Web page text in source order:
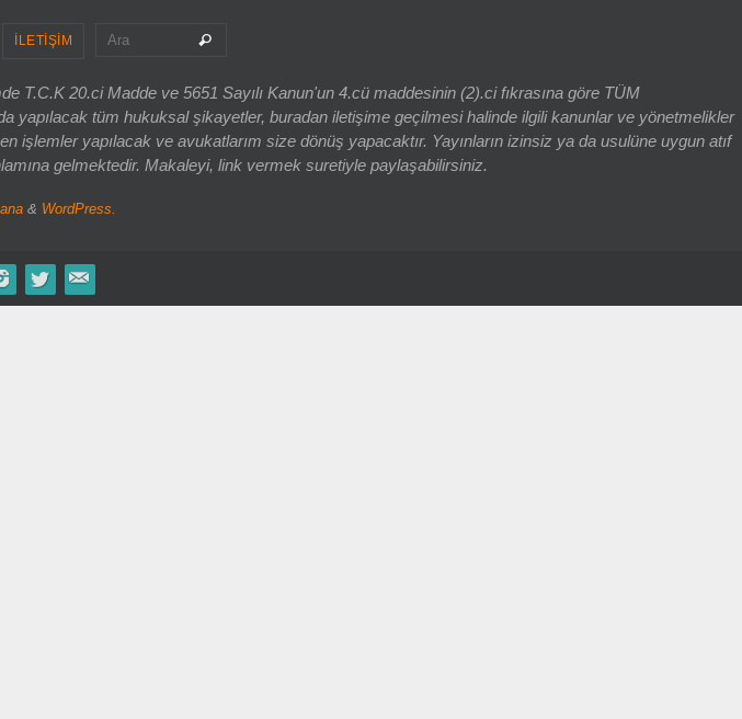
İLETİŞİM Ara
T.C.K 20.ci Madde ve 5651 Sayılı Kanun'un 4.cü maddesinin (2).ci fıkrasına göre TÜM
yapılacak tüm hukuksal şikayetler, buradan iletişime geçilmesi halinde ilgili kanunlar ve yönetmelikler
yapılacak ve avukatlarım size dönüş yapacaktır. Yayınların izinsiz ya da usulüne uygun atıf
gelmektedir. Makaleyi, link vermek suretiyle paylaşabilirsiniz.
& WordPress.